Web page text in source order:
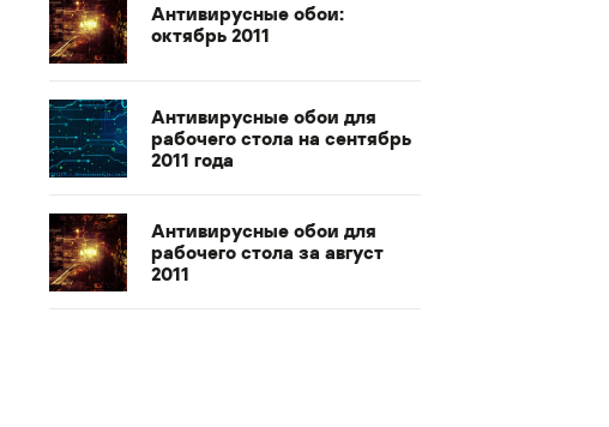
Антивирусные обои:
октябрь 2011
Антивирусные обои для
рабочего стола на сентябрь
2011 года
Антивирусные обои для
рабочего стола за август
2011